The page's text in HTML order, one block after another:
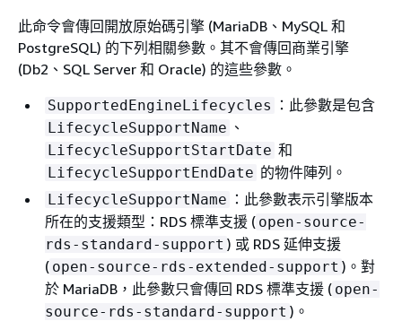
此命令會傳回開放原始碼引擎 (MariaDB、MySQL 和
PostgreSQL) 的下列相關參數。其不會傳回商業引擎
(Db2、SQL Server 和 Oracle) 的這些參數。
SupportedEngineLifecycles ：此參數是包含
LifecycleSupportName 、
LifecycleSupportStartDate 和
LifecycleSupportEndDate 的物件陣列。
LifecycleSupportName ：此參數表示引擎版本
所在的支援類型： RDS 標準支援 ( open-source-
rds-standard-support ) 或 RDS 延伸支援
( open-source-rds-extended-support )。 對
於 MariaDB，此參數只會傳回 RDS 標準支援 ( open-
source-rds-standard-support )。